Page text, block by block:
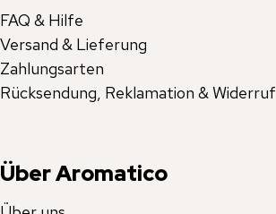
FAQ & Hilfe
Versand & Lieferung
Zahlungsarten
Rücksendung, Reklamation & Widerruf
Über Aromatico